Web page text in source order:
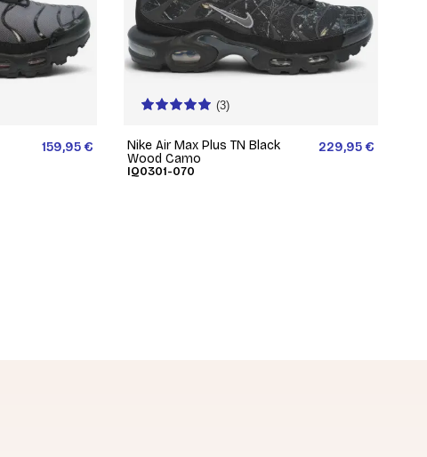
159,95 €
(3)
Nike Air Max Plus TN Black
Wood Camo
IQ0301-070
229,95 €